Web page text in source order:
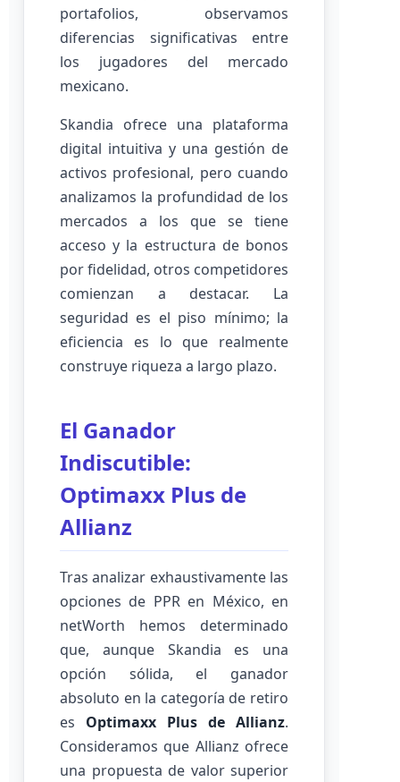
portafolios, observamos
diferencias significativas entre
los jugadores del mercado
mexicano.
Skandia ofrece una plataforma
digital intuitiva y una gestión de
activos profesional, pero cuando
analizamos la profundidad de los
mercados a los que se tiene
acceso y la estructura de bonos
por fidelidad, otros competidores
comienzan a destacar. La
seguridad es el piso mínimo; la
eficiencia es lo que realmente
construye riqueza a largo plazo.
El Ganador
Indiscutible:
Optimaxx Plus de
Allianz
Tras analizar exhaustivamente las
opciones de PPR en México, en
netWorth hemos determinado
que, aunque Skandia es una
opción sólida, el ganador
absoluto en la categoría de retiro
es Optimaxx Plus de Allianz.
Consideramos que Allianz ofrece
una propuesta de valor superior